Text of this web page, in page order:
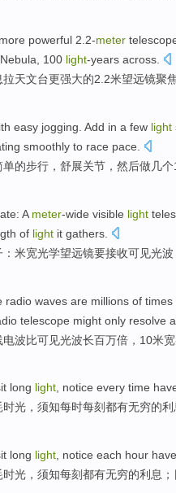
powerful 2.2-meter
Nebula , 100 light-years across
拉天文台更强大的2.2米望远镜聚
easy jogging Add in a few light
smoothly to race pace
单的步行 ， 舒展关节， 然后做几个
: A meter-wide visible light
of light it gathers.
：米宽光学望远镜要接收可见光波
radio waves are millions of times
telescope might only resolve
电波比可见光波长百万倍 ，10米宽
long light, notice every time
时光 ， 须知每时每刻都有无穷的利
long light notice each hour have
时光 ， 须知每刻都有无穷的利息